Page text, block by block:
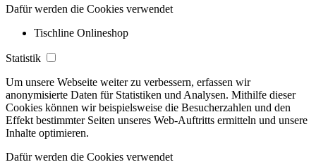
Dafür werden die Cookies verwendet
Tischline Onlineshop
Statistik
Um unsere Webseite weiter zu verbessern, erfassen wir
anonymisierte Daten für Statistiken und Analysen. Mithilfe dieser
Cookies können wir beispielsweise die Besucherzahlen und den
Effekt bestimmter Seiten unseres Web-Auftritts ermitteln und unsere
Inhalte optimieren.
Dafür werden die Cookies verwendet